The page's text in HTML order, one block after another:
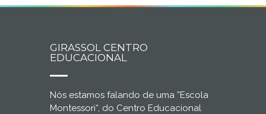
GIRASSOL CENTRO
EDUCACIONAL
Nós estamos falando de uma ”Escola
Montessori“, do Centro Educacional